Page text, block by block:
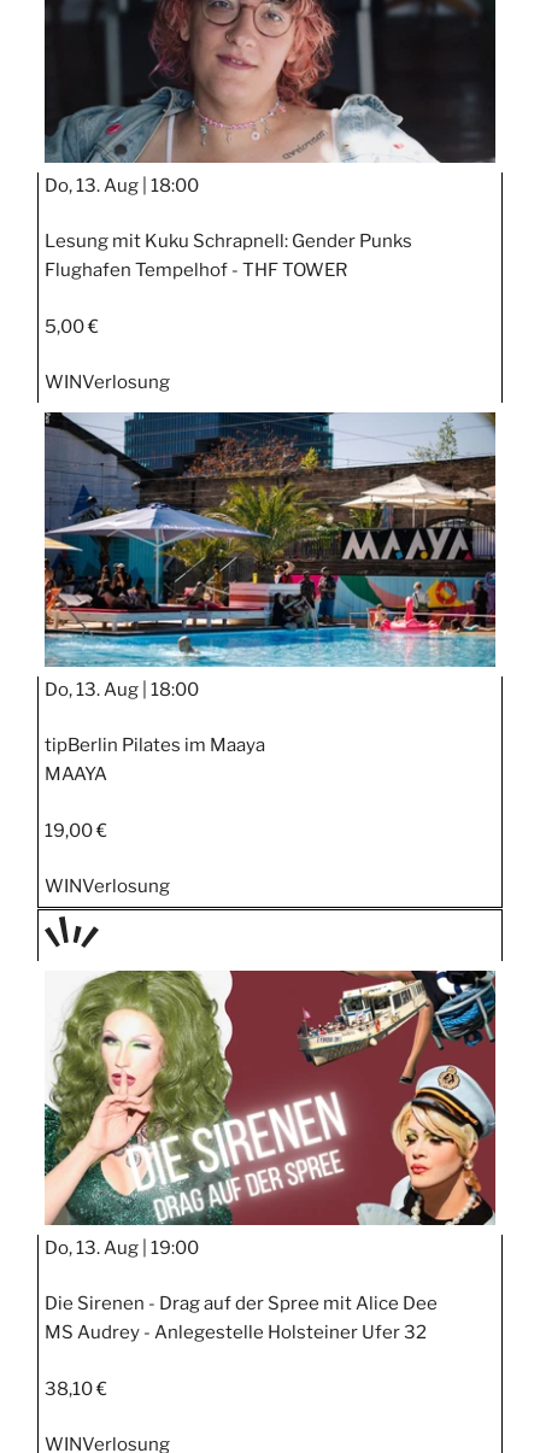
Do, 13. Aug | 18:00
Lesung mit Kuku Schrapnell: Gender Punks
Flughafen Tempelhof - THF TOWER
5,00 €
WINVerlosung
Do, 13. Aug | 18:00
tipBerlin Pilates im Maaya
MAAYA
19,00 €
WINVerlosung
STIPP
Do, 13. Aug | 19:00
Die Sirenen - Drag auf der Spree mit Alice Dee
MS Audrey - Anlegestelle Holsteiner Ufer 32
38,10 €
WINVerlosung